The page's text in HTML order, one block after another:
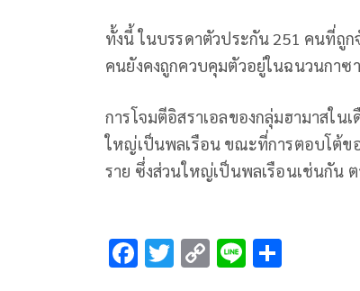
ทั้งนี้ ในบรรดาตัวประกัน 251 คนที่ถู
คนยังคงถูกควบคุมตัวอยู่ในฉนวนกาซ
การโจมตีอิสราเอลของกลุ่มฮามาสใน
ใหญ่เป็นพลเรือน ขณะที่การตอบโต้ขอ
ราย ซึ่งส่วนใหญ่เป็นพลเรือนเช่นกัน
F T C Li